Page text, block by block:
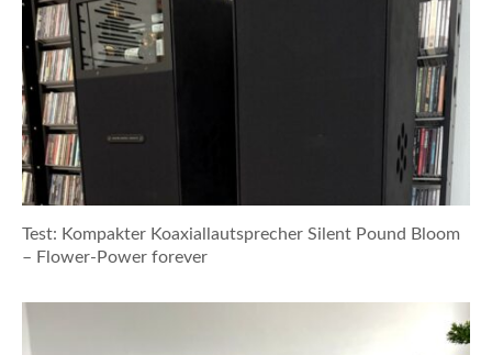
Test: Kompakter Koaxiallautsprecher Silent Pound Bloom
– Flower-Power forever